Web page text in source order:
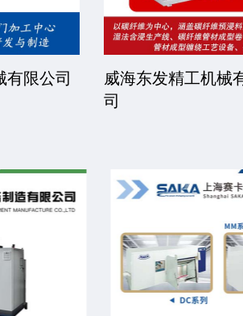
有限公司
威海东发精工机械
司